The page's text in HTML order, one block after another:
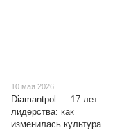
10 мая 2026
Diamantpol — 17 лет
лидерства: как
изменилась культура